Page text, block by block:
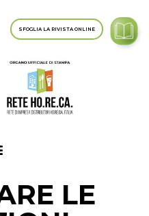
SFOGLIA LA RIVISTA ONLINE
LE